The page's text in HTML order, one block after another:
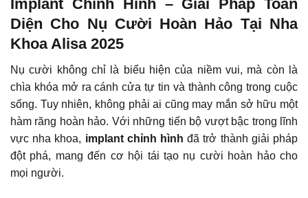
Implant Chỉnh Hình – Giải Pháp Toàn
Diện Cho Nụ Cười Hoàn Hảo Tại Nha
Khoa Alisa 2025
Nụ cười không chỉ là biểu hiện của niềm vui, mà còn là
chìa khóa mở ra cánh cửa tự tin và thành công trong cuộc
sống. Tuy nhiên, không phải ai cũng may mắn sở hữu một
hàm răng hoàn hảo. Với những tiến bộ vượt bậc trong lĩnh
vực nha khoa, implant chỉnh hình đã trở thành giải pháp
đột phá, mang đến cơ hội tái tạo nụ cười hoàn hảo cho
mọi người.